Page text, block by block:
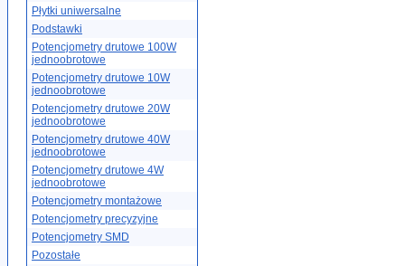
Płytki uniwersalne
Podstawki
Potencjometry drutowe 100W
jednoobrotowe
Potencjometry drutowe 10W
jednoobrotowe
Potencjometry drutowe 20W
jednoobrotowe
Potencjometry drutowe 40W
jednoobrotowe
Potencjometry drutowe 4W
jednoobrotowe
Potencjometry montażowe
Potencjometry precyzyjne
Potencjometry SMD
Pozostałe